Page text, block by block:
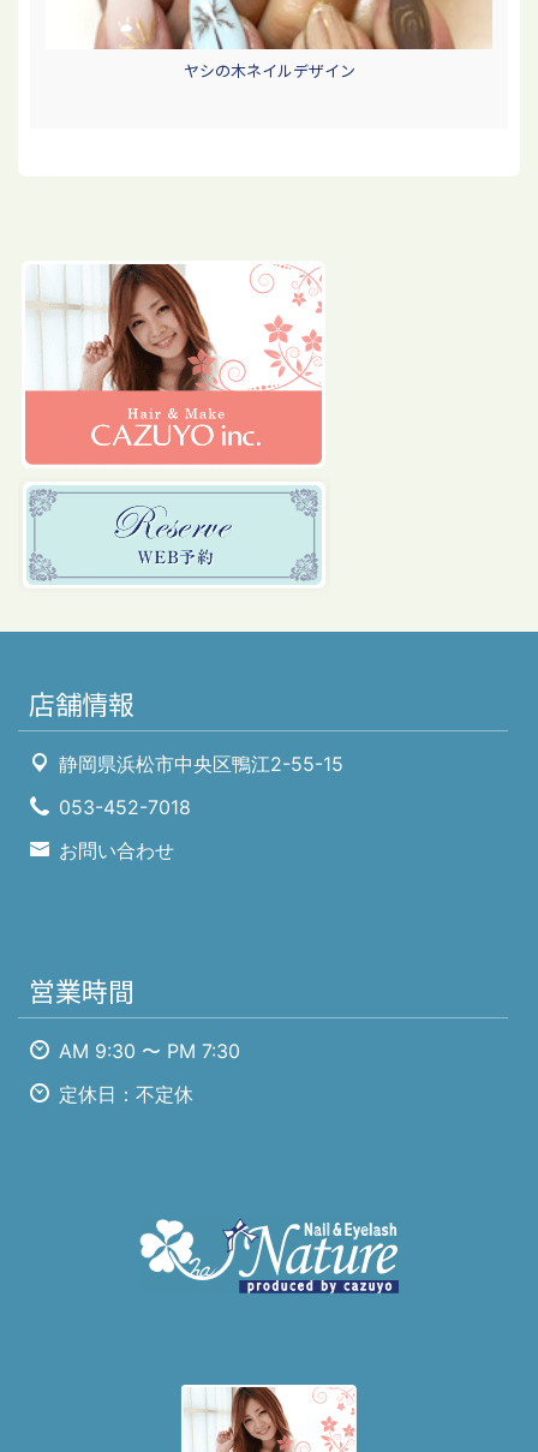
ヤシの木ネイルデザイン
店舗情報
静岡県浜松市中央区鴨江2-55-15
053-452-7018
お問い合わせ
営業時間
AM 9:30 〜 PM 7:30
定休日：不定休